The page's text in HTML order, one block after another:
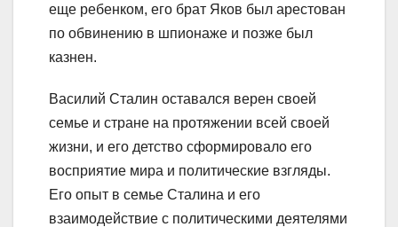
еще ребенком, его брат Яков был арестован
по обвинению в шпионаже и позже был
казнен.
Василий Сталин оставался верен своей
семье и стране на протяжении всей своей
жизни, и его детство сформировало его
восприятие мира и политические взгляды.
Его опыт в семье Сталина и его
взаимодействие с политическими деятелями